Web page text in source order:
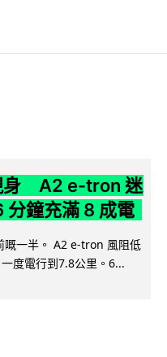
身 A2 e-tron 迷
鐘充滿 8 成電
嘅一半。 A2 e-tron 風阻低
度電行到7.8公里。6...